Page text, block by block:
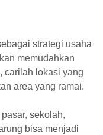
strategi usaha
memudahkan
carilah lokasi yang
area yang ramai.
sekolah,
bisa menjadi